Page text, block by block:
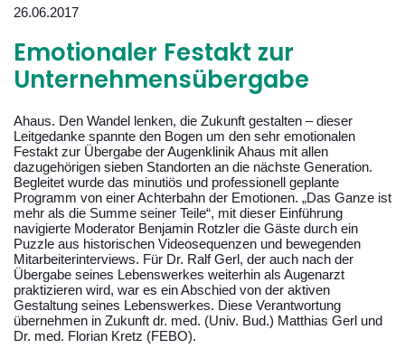
26.06.2017
Emotionaler Festakt zur
Unternehmensübergabe
Ahaus. Den Wandel lenken, die Zukunft gestalten – dieser
Leitgedanke spannte den Bogen um den sehr emotionalen
Festakt zur Übergabe der Augenklinik Ahaus mit allen
dazugehörigen sieben Standorten an die nächste Generation.
Begleitet wurde das minutiös und professionell geplante
Programm von einer Achterbahn der Emotionen. „Das Ganze ist
mehr als die Summe seiner Teile“, mit dieser Einführung
navigierte Moderator Benjamin Rotzler die Gäste durch ein
Puzzle aus historischen Videosequenzen und bewegenden
Mitarbeiterinterviews. Für Dr. Ralf Gerl, der auch nach der
Übergabe seines Lebenswerkes weiterhin als Augenarzt
praktizieren wird, war es ein Abschied von der aktiven
Gestaltung seines Lebenswerkes. Diese Verantwortung
übernehmen in Zukunft dr. med. (Univ. Bud.) Matthias Gerl und
Dr. med. Florian Kretz (FEBO).